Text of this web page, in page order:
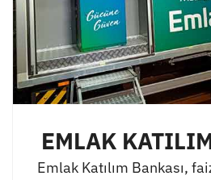
EMLAK
Emlak Katılım Bankası,